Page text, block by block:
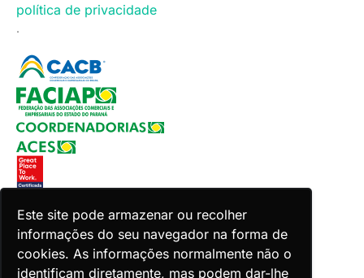
Este site pode armazenar ou recolher
informações do seu navegador na forma de
cookies. As informações normalmente não o
identificam diretamente, mas podem dar-lhe
política de privacidade
.
Copyright 2026 Faciap. Todos os direitos reservados.
Desenvolvido por Zion ACES.